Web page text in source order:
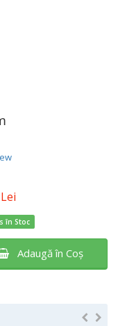
Lei
în Stoc
Adaugă în Coş